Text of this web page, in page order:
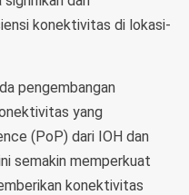
konektivitas di lokasi-
pengembangan
yang
(PoP) dari IOH dan
semakin memperkuat
konektivitas